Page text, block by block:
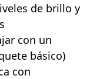
de brillo y
con un
básico)
con